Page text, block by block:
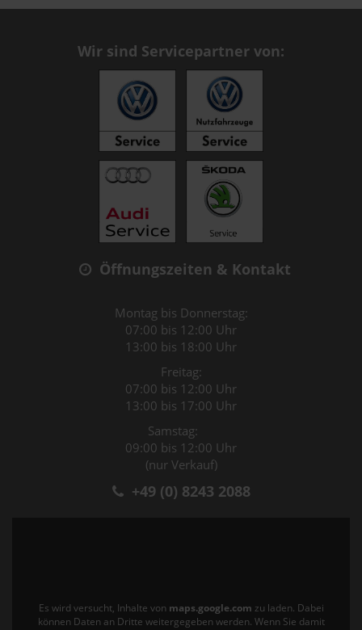
Wir sind Servicepartner von:
Öffnungszeiten & Kontakt
Montag bis Donnerstag:
07:00 bis 12:00 Uhr
13:00 bis 18:00 Uhr
Freitag:
07:00 bis 12:00 Uhr
13:00 bis 17:00 Uhr
Samstag:
09:00 bis 12:00 Uhr
(nur Verkauf)
+49 (0) 8243 2088
Es wird versucht, Inhalte von maps.google.com zu laden. Dabei
können Daten an Dritte weitergegeben werden. Wenn Sie damit